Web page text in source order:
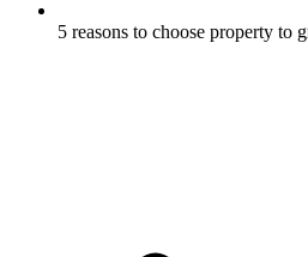
5 reasons to choose property to grow your wealth​​​​‌